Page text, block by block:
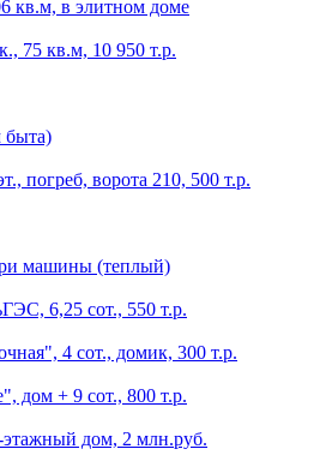
кв.м, в элитном доме
75 кв.м, 10 950 т.р.
быта)
погреб, ворота 210, 500 т.р.
машины (теплый)
6,25 сот., 550 т.р.
4 сот., домик, 300 т.р.
дом + 9 сот., 800 т.р.
дом, 2 млн.руб.